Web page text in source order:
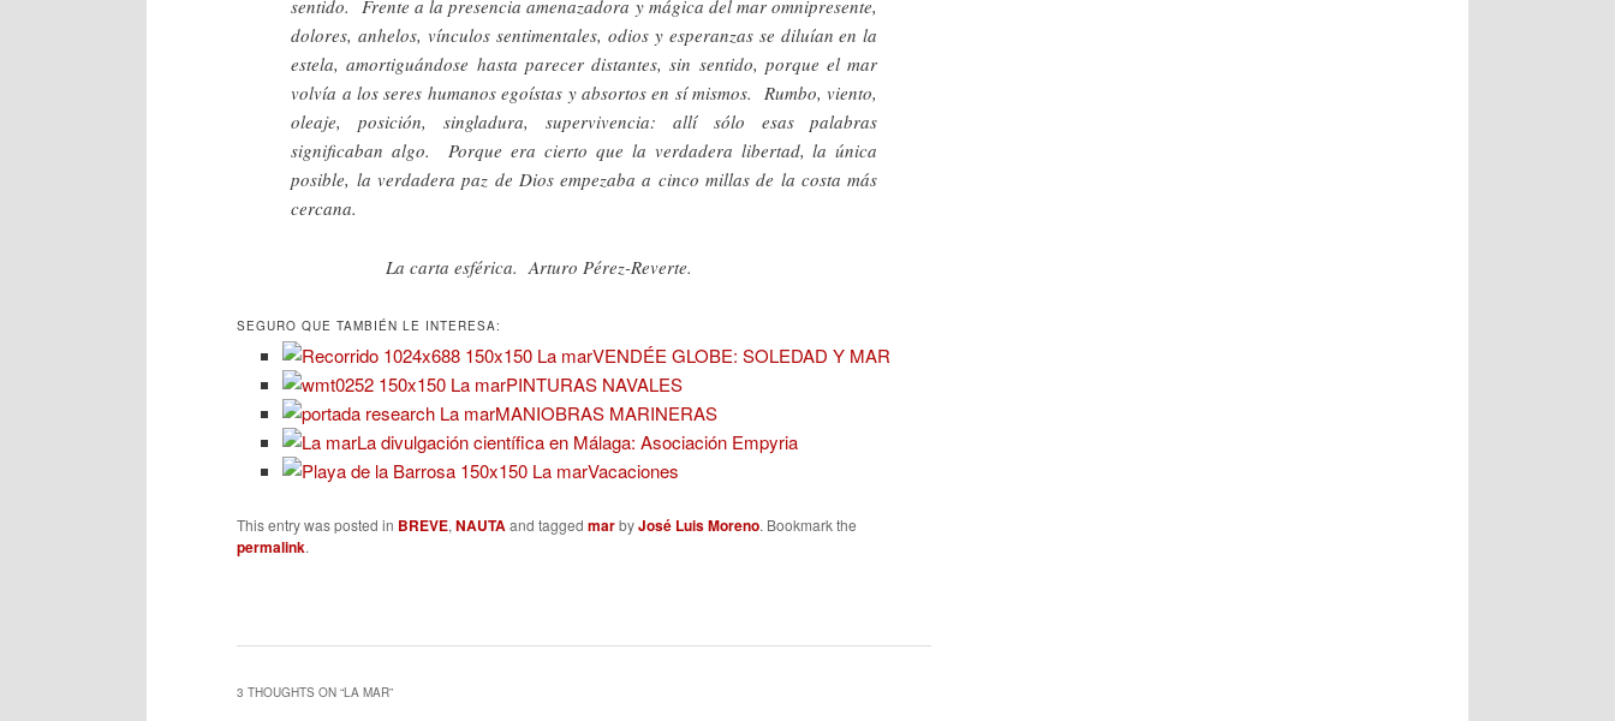
sentido. Frente a la presencia amenazadora y mágica del mar omnipresente,
dolores, anhelos, vínculos sentimentales, odios y esperanzas se diluían en la
estela, amortiguándose hasta parecer distantes, sin sentido, porque el mar
volvía a los seres humanos egoístas y absortos en sí mismos. Rumbo, viento,
oleaje, posición, singladura, supervivencia: allí sólo esas palabras
significaban algo. Porque era cierto que la verdadera libertad, la única
posible, la verdadera paz de Dios empezaba a cinco millas de la costa más
cercana.
La carta esférica. Arturo Pérez-Reverte.
SEGURO QUE TAMBIÉN LE INTERESA:
VENDÉE GLOBE: SOLEDAD Y MAR
PINTURAS NAVALES
MANIOBRAS MARINERAS
La divulgación científica en Málaga: Asociación Empyria
Vacaciones
This entry was posted in BREVE,NAUTAand taggedmarbyJosé Luis Moreno. Bookmark the
permalink.
3 THOUGHTS ON “LA MAR”